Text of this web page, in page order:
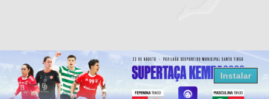
Resultados Andebol
Federação de Andebol de Portugal
Grátis - Disponivel na Play Store
Instalar